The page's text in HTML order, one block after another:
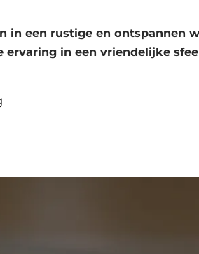
in een rustige en ontspannen
ervaring in een vriendelijke